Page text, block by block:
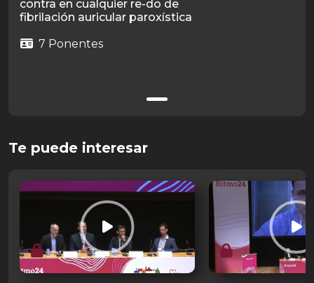
contra en cualquier re-do de
fibrilación auricular paroxística
7 Ponentes
Te puede interesar